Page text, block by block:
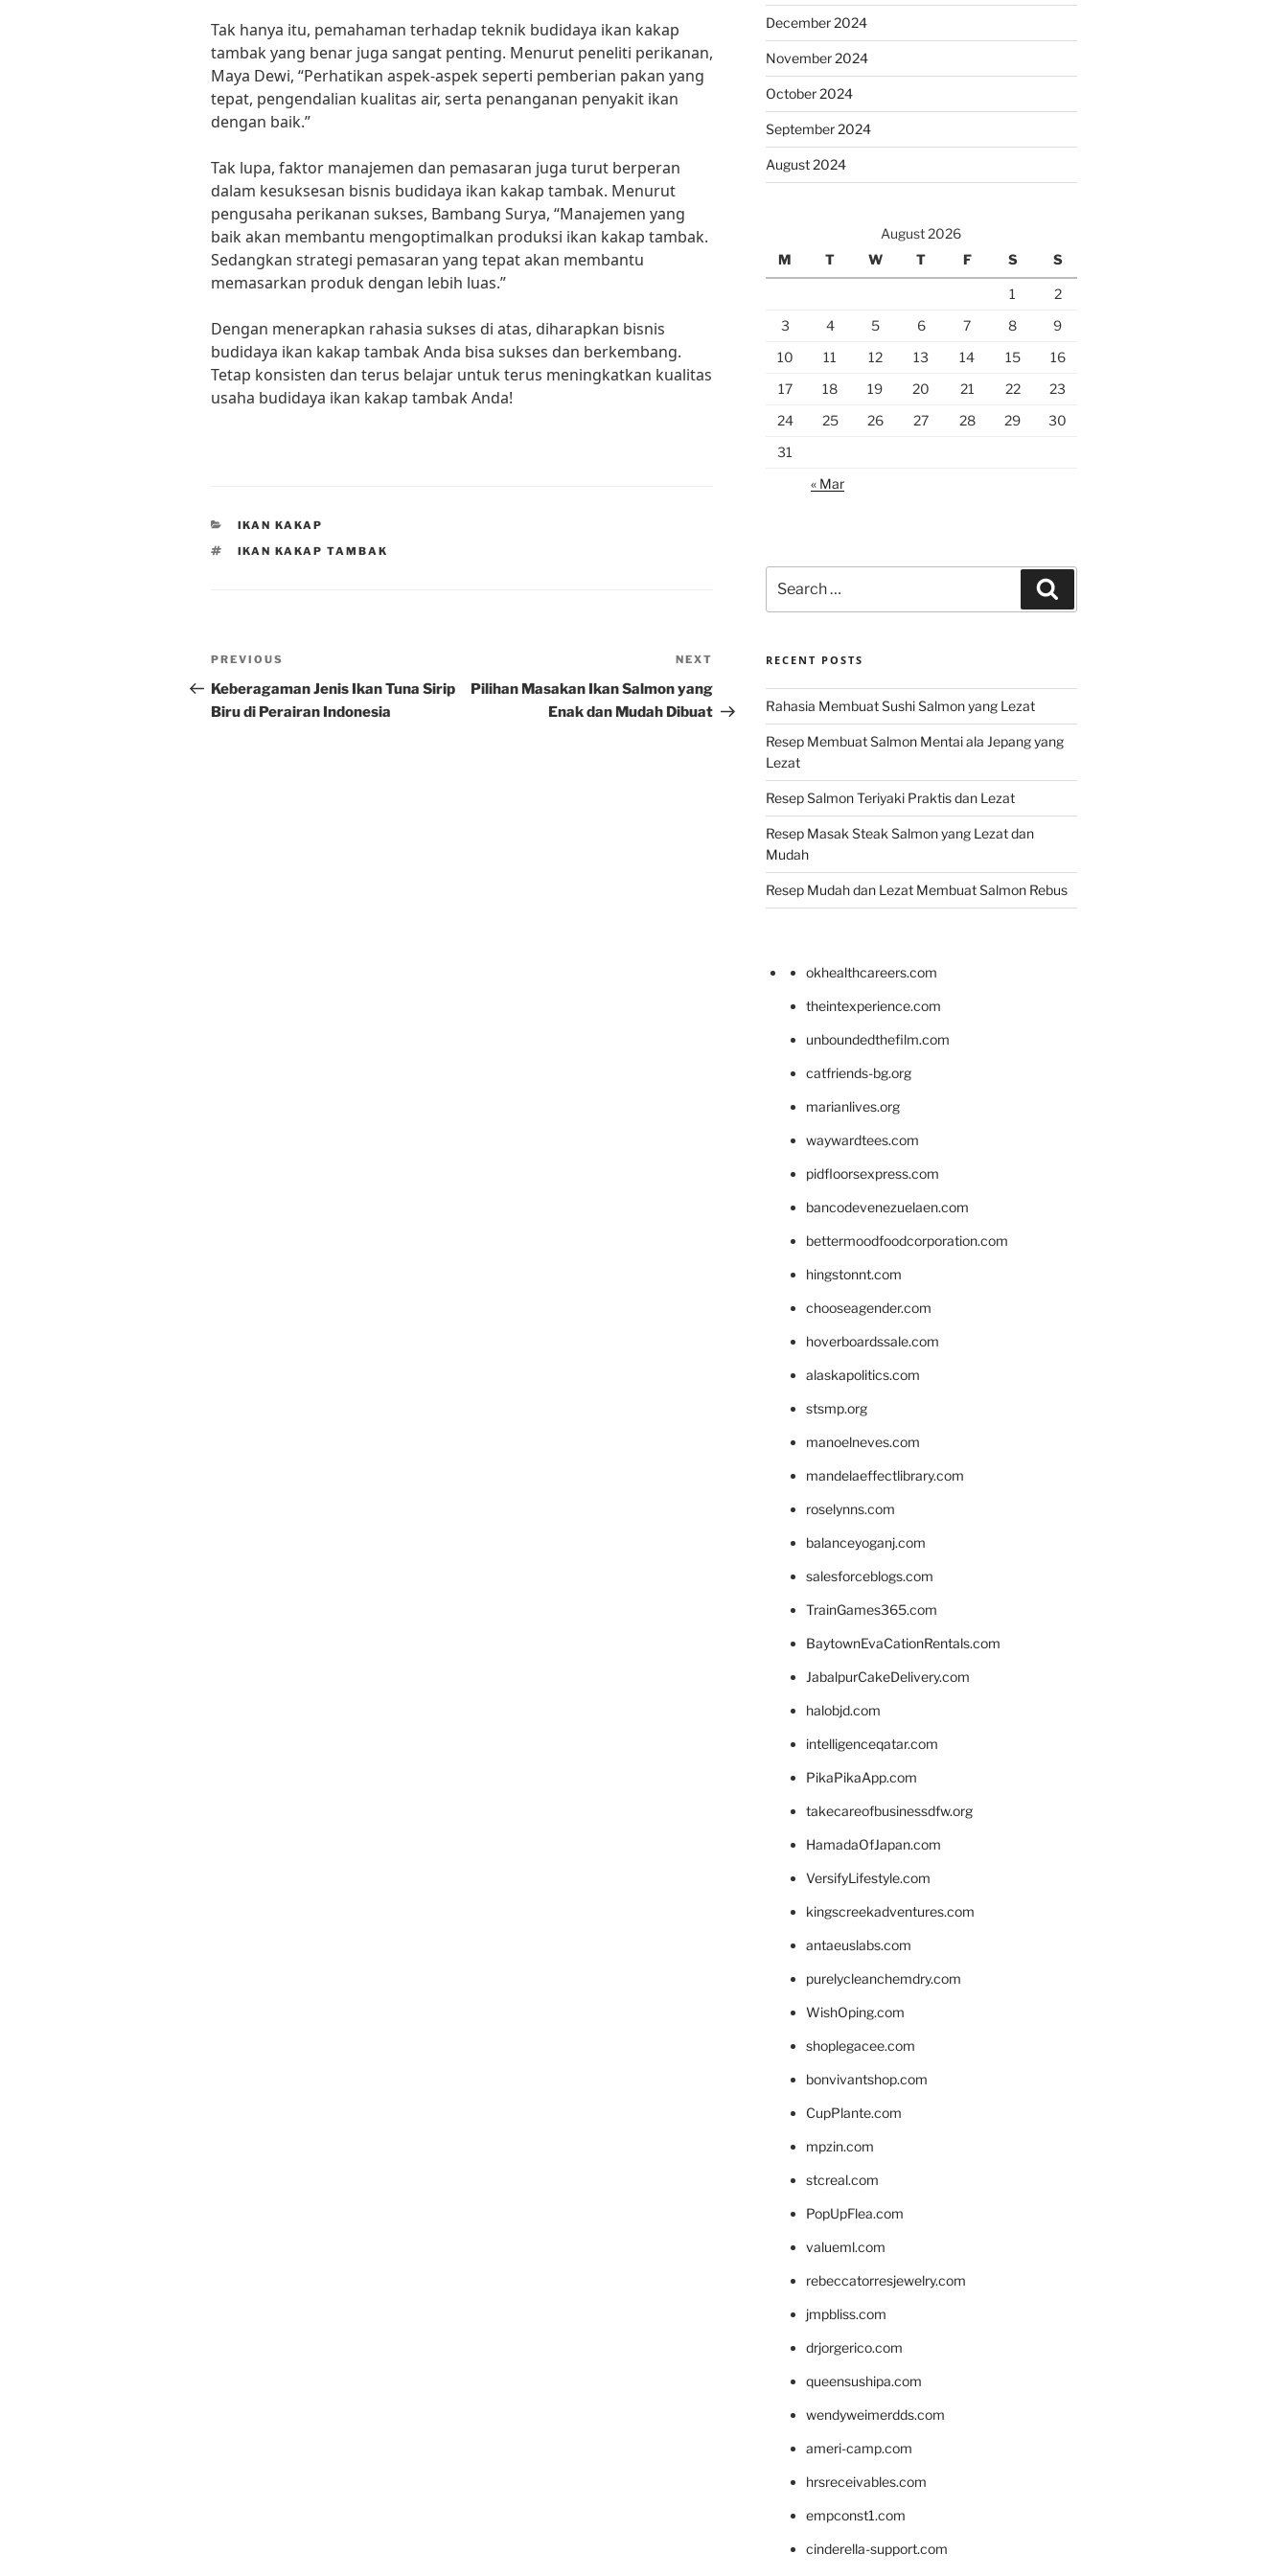
Tak hanya itu, pemahaman terhadap teknik budidaya ikan kakap
tambak yang benar juga sangat penting. Menurut peneliti perikanan,
Maya Dewi, “Perhatikan aspek-aspek seperti pemberian pakan yang
tepat, pengendalian kualitas air, serta penanganan penyakit ikan
dengan baik.”
Tak lupa, faktor manajemen dan pemasaran juga turut berperan
dalam kesuksesan bisnis budidaya ikan kakap tambak. Menurut
pengusaha perikanan sukses, Bambang Surya, “Manajemen yang
baik akan membantu mengoptimalkan produksi ikan kakap tambak.
Sedangkan strategi pemasaran yang tepat akan membantu
memasarkan produk dengan lebih luas.”
Dengan menerapkan rahasia sukses di atas, diharapkan bisnis
budidaya ikan kakap tambak Anda bisa sukses dan berkembang.
Tetap konsisten dan terus belajar untuk terus meningkatkan kualitas
usaha budidaya ikan kakap tambak Anda!
CATEGORIES
IKAN KAKAP
TAGS
IKAN KAKAP TAMBAK
Post
navigation
Previous
Post
PREVIOUS
Keberagaman Jenis Ikan Tuna Sirip
Biru di Perairan Indonesia
Post
NEXT
Pilihan Masakan Ikan Salmon yang
Enak dan Mudah Dibuat
December 2024
November 2024
October 2024
September 2024
August 2024
August 2026
M
T W T F S S
1
2
3
4 5 6 7 8
9
10
11 12 13 14 15
16
17
18 19 20 21 22
23
24
25 26 27 28 29
30
31
« Mar
for:
RECENT POSTS
Rahasia Membuat Sushi Salmon yang Lezat
Resep Membuat Salmon Mentai ala Jepang yang
Lezat
Resep Salmon Teriyaki Praktis dan Lezat
Resep Masak Steak Salmon yang Lezat dan
Mudah
Resep Mudah dan Lezat Membuat Salmon Rebus
okhealthcareers.com
theintexperience.com
unboundedthefilm.com
catfriends-bg.org
marianlives.org
waywardtees.com
pidfloorsexpress.com
bancodevenezuelaen.com
bettermoodfoodcorporation.com
hingstonnt.com
chooseagender.com
hoverboardssale.com
alaskapolitics.com
stsmp.org
manoelneves.com
mandelaeffectlibrary.com
roselynns.com
balanceyoganj.com
salesforceblogs.com
TrainGames365.com
BaytownEvaCationRentals.com
JabalpurCakeDelivery.com
halobjd.com
intelligenceqatar.com
PikaPikaApp.com
takecareofbusinessdfw.org
HamadaOfJapan.com
VersifyLifestyle.com
kingscreekadventures.com
antaeuslabs.com
purelycleanchemdry.com
WishOping.com
shoplegacee.com
bonvivantshop.com
CupPlante.com
mpzin.com
stcreal.com
PopUpFlea.com
valueml.com
rebeccatorresjewelry.com
jmpbliss.com
drjorgerico.com
queensushipa.com
wendyweimerdds.com
ameri-camp.com
hrsreceivables.com
empconst1.com
cinderella-support.com